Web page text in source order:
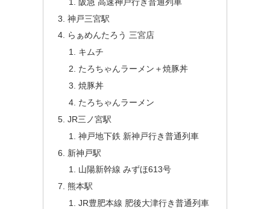
神戸三宮駅
らぁめんたろう 三宮店
キムチ
たろちゃんラーメン＋焼豚丼
焼豚丼
たろちゃんラーメン
JR三ノ宮駅
神戸地下鉄 新神戸行き普通列車
新神戸駅
山陽新幹線 みずほ613号
熊本駅
JR豊肥本線 肥後大津行き普通列車